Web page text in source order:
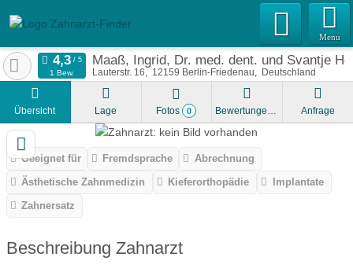
Menu
Maaß, Ingrid, Dr. med. dent. und Svantje
Lauterstr. 16 12159 Berlin-Friedenau Deutschland
1 Bew.
Übersicht Lage Fotos 0 Bewertungen Anfrage
Geeignet für Fremdsprache
Abrechnung
Ästhetische Zahnmedizin
Kieferorthopädie
Implantate
Zahnersatz
Beschreibung Zahnarzt